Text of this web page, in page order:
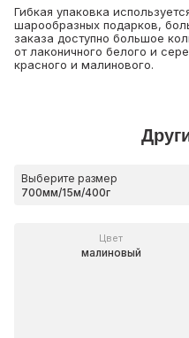
Гибкая упаковка
шарообразных подарков,
заказа доступно большое
от лаконичного белого и
красного и малинового.
Выберите размер
Цвет
малиновый